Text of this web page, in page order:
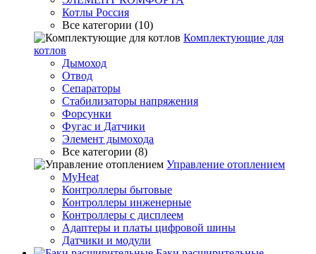
Котлы Россия
Все категории (10)
Комплектующие для
котлов
Дымоход
Отвод
Сепараторы
Стабилизаторы напряжения
Форсунки
Фугас и Датчики
Элемент дымохода
Все категории (8)
Управление отоплением
MyHeat
Контроллеры бытовые
Контроллеры инженерные
Контроллеры с дисплеем
Адаптеры и платы цифровой шины
Датчики и модули